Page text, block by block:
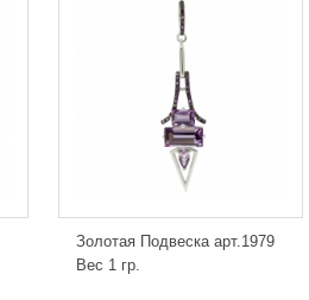
Золотая Подвеска арт.1979
Вес 1 гр.